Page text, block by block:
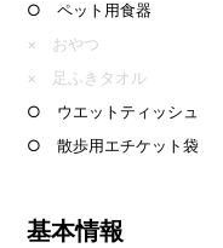
○ ペット用食器
× おやつ
× 足ふきタオル
○ ウエットティッシュ
○ 散歩用エチケット袋
基本情報